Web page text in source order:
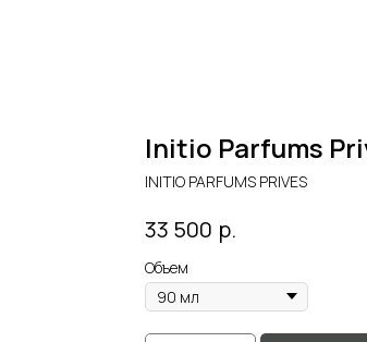
Initio Parfums
INITIO PARFUMS PRIVES
33 500 р.
Объем